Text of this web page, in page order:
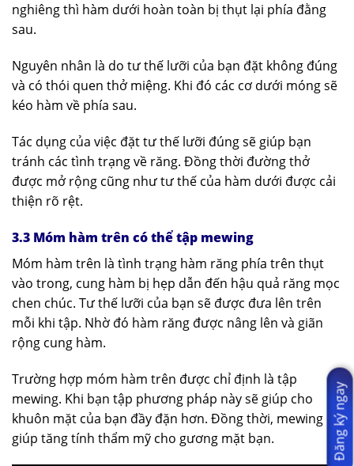
nghiêng thì hàm dưới hoàn toàn bị thụt lại phía đằng
sau.
Nguyên nhân là do tư thế lưỡi của bạn đặt không đúng
và có thói quen thở miệng. Khi đó các cơ dưới móng sẽ
kéo hàm về phía sau.
Tác dụng của việc đặt tư thế lưỡi đúng sẽ giúp bạn
tránh các tình trạng về răng. Đồng thời đường thở
được mở rộng cũng như tư thế của hàm dưới được cải
thiện rõ rệt.
3.3 Móm hàm trên có thể tập mewing
Móm hàm trên là tình trạng hàm răng phía trên thụt
vào trong, cung hàm bị hẹp dẫn đến hậu quả răng mọc
chen chúc. Tư thế lưỡi của bạn sẽ được đưa lên trên
mỗi khi tập. Nhờ đó hàm răng được nâng lên và giãn
rộng cung hàm.
Trường hợp móm hàm trên được chỉ định là tập
mewing. Khi bạn tập phương pháp này sẽ giúp cho
khuôn mặt của bạn đầy đặn hơn. Đồng thời, mewing
giúp tăng tính thẩm mỹ cho gương mặt bạn.
Đăng ký ngay